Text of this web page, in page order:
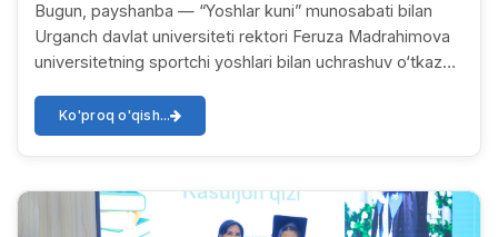
Bugun, payshanba — “Yoshlar kuni” munosabati bilan
Urganch davlat universiteti rektori Feruza Madrahimova
universitetning sportchi yoshlari bilan uchrashuv o‘tkazdi.
Ko'proq o'qish...